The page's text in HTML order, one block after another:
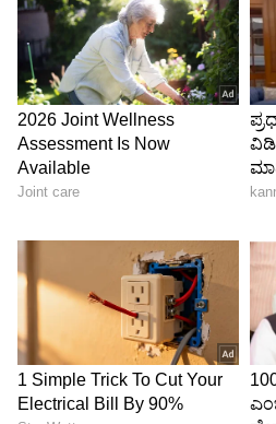
Image Credit :
ಸಮಾಜ ಸೇವೆಯಲ್ಲಿ ಕಿರಣ್​
ನಟ ಕಿರಣ್ ರಾಜ್ ಅವರು
ತೊಡಗಿಸಿಕೊಂಡಿದ್ದಾರೆ. ಅವರು
ಭಾಗವನ್ನು ಮೀಸಲಿಟ್ಟಿದ್ದಾರೆ.
ಬಡವರಿಗೆ, ಮತ್ತು ಬೀದಿ ಬದಿಯ
ಬಟ್ಟೆ, ನೋಟ್‌ಬುಕ್‍ಗಳಂತಹ ಅಗತ್ಯ
ವಿತರಿಸುತ್ತಾರೆ. ಅವರು ಹಬ್ಬಗಳ